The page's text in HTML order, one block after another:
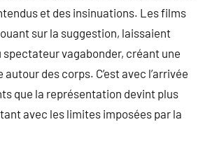
et des insinuations. Les films
sur la suggestion, laissaient
spectateur vagabonder, créant une
des corps. C’est avec l’arrivée
que la représentation devint plus
avec les limites imposées par la